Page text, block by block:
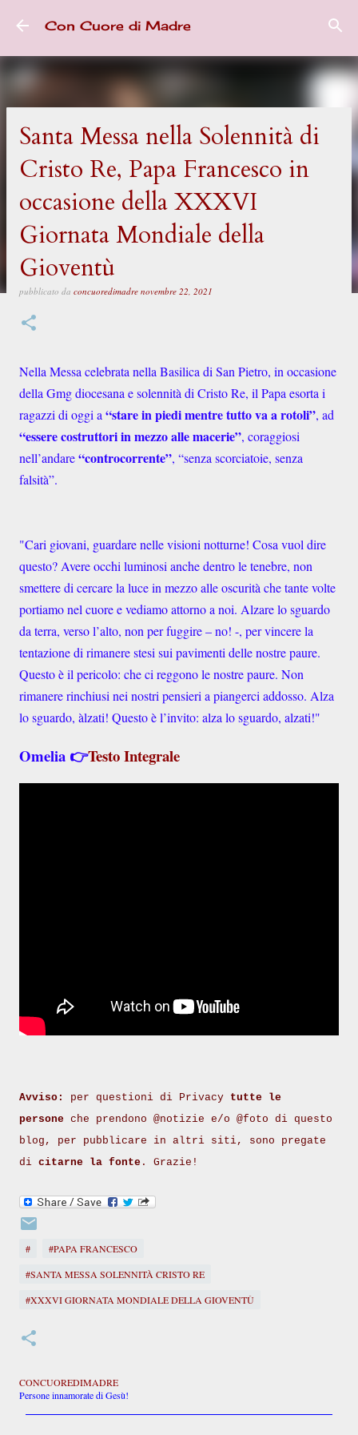
Passa ai contenuti principali
Con Cuore di Madre
Santa Messa nella Solennità di
Cristo Re, Papa Francesco in
occasione della XXXVI
Giornata Mondiale della
Gioventù
pubblicato da concuoredimadre novembre 22, 2021
Nella Messa celebrata nella Basilica di San Pietro, in occasione
della Gmg diocesana e solennità di Cristo Re, il Papa esorta i
ragazzi di oggi a “stare in piedi mentre tutto va a rotoli”, ad
“essere costruttori in mezzo alle macerie”, coraggiosi
nell’andare“controcorrente”, “senza scorciatoie, senza
falsità”.
"Cari giovani, guardare nelle visioni notturne! Cosa vuol dire
questo? Avere occhi luminosi anche dentro le tenebre, non
smettere di cercare la luce in mezzo alle oscurità che tante volte
portiamo nel cuore e vediamo attorno a noi. Alzare lo sguardo
da terra, verso l’alto, non per fuggire – no! -, per vincere la
tentazione di rimanere stesi sui pavimenti delle nostre paure.
Questo è il pericolo: che ci reggono le nostre paure. Non
rimanere rinchiusi nei nostri pensieri a piangerci addosso. Alza
lo sguardo, àlzati! Questo è l’invito: alza lo sguardo, alzati!"
Omelia 👉Testo Integrale
Avviso: per questioni di Privacy tutte le
persone che prendono @notizie e/o @foto di questo
blog, per pubblicare in altri siti, sono pregate
di citarne la fonte . Grazie!
#
#PAPA FRANCESCO
#SANTA MESSA SOLENNITÀ CRISTO RE
#XXXVI GIORNATA MONDIALE DELLA GIOVENTÙ
CONCUOREDIMADRE
Persone innamorate di Gesù!